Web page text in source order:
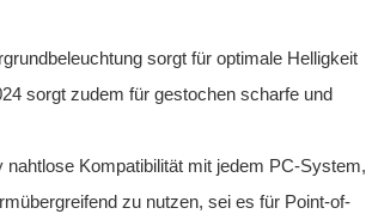
sorgt für optimale Helligkeit
sorgt zudem für gestochen scharfe und
Kompatibilität mit jedem PC-System,
zu nutzen, sei es für Point-of-